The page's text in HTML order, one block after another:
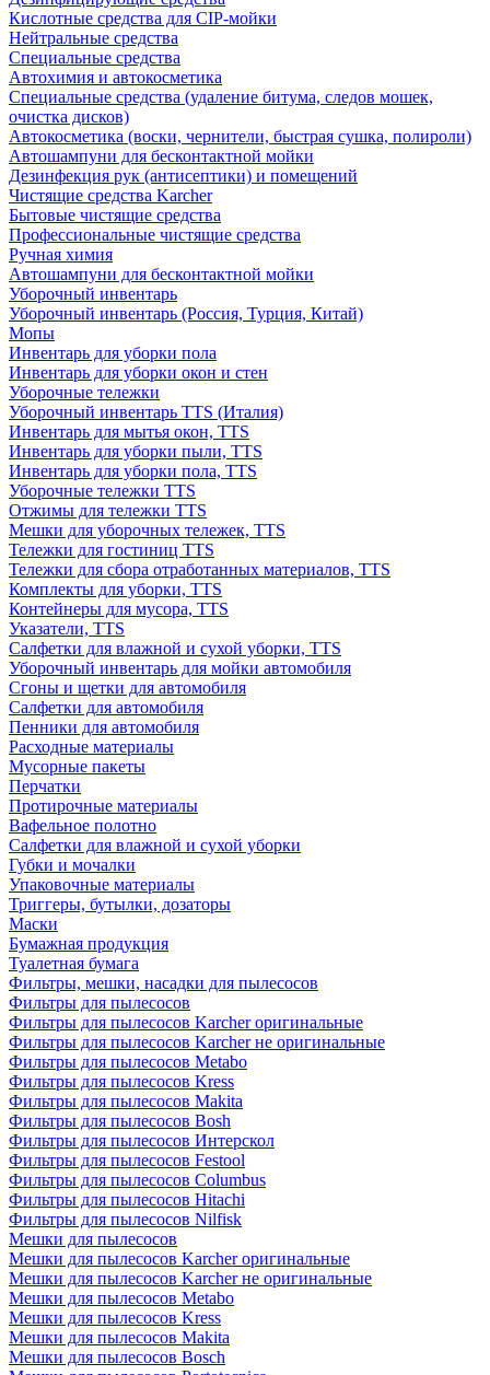
Кислотные средства для CIP-мойки
Нейтральные средства
Специальные средства
Автохимия и автокосметика
Специальные средства (удаление битума, следов мошек,
очистка дисков)
Автокосметика (воски, чернители, быстрая сушка, полироли)
Автошампуни для бесконтактной мойки
Дезинфекция рук (антисептики) и помещений
Чистящие средства Karcher
Бытовые чистящие средства
Профессиональные чистящие средства
Ручная химия
Автошампуни для бесконтактной мойки
Уборочный инвентарь
Уборочный инвентарь (Россия, Турция, Китай)
Мопы
Инвентарь для уборки пола
Инвентарь для уборки окон и стен
Уборочные тележки
Уборочный инвентарь TTS (Италия)
Инвентарь для мытья окон, TTS
Инвентарь для уборки пыли, TTS
Инвентарь для уборки пола, TTS
Уборочные тележки TTS
Отжимы для тележки TTS
Мешки для уборочных тележек, TTS
Тележки для гостиниц TTS
Тележки для сбора отработанных материалов, TTS
Комплекты для уборки, TTS
Контейнеры для мусора, TTS
Указатели, TTS
Салфетки для влажной и сухой уборки, TTS
Уборочный инвентарь для мойки автомобиля
Сгоны и щетки для автомобиля
Салфетки для автомобиля
Пенники для автомобиля
Расходные материалы
Мусорные пакеты
Перчатки
Протирочные материалы
Вафельное полотно
Салфетки для влажной и сухой уборки
Губки и мочалки
Упаковочные материалы
Триггеры, бутылки, дозаторы
Маски
Бумажная продукция
Туалетная бумага
Фильтры, мешки, насадки для пылесосов
Фильтры для пылесосов
Фильтры для пылесосов Karcher оригинальные
Фильтры для пылесосов Karcher не оригинальные
Фильтры для пылесосов Metabo
Фильтры для пылесосов Kress
Фильтры для пылесосов Makita
Фильтры для пылесосов Bosh
Фильтры для пылесосов Интерскол
Фильтры для пылесосов Festool
Фильтры для пылесосов Columbus
Фильтры для пылесосов Hitachi
Фильтры для пылесосов Nilfisk
Мешки для пылесосов
Мешки для пылесосов Karcher оригинальные
Мешки для пылесосов Karcher не оригинальные
Мешки для пылесосов Metabo
Мешки для пылесосов Kress
Мешки для пылесосов Makita
Мешки для пылесосов Bosch